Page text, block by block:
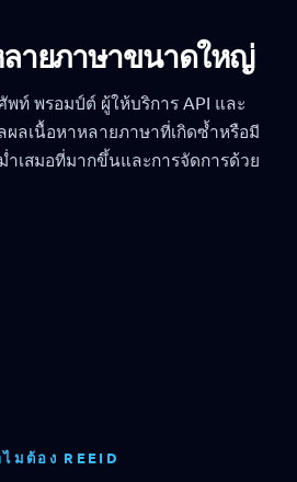
ลายภาษาขนาดใหญ่
ท์ พรอมป์ต์ ผู้ให้บริการ API และ
ผลเนื้อหาหลายภาษาที่เกิดซ้ำหรือมี
เสมอที่มากขึ้นและการจัดการด้วย
ไมต้อง REEID